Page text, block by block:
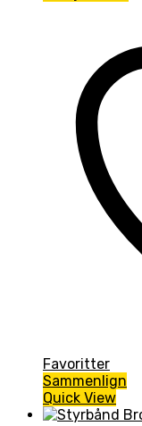
Favoritter
Sammenlign
Quick View